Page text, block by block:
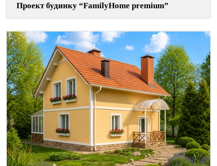
Проект будинку “FamilyHome premium”